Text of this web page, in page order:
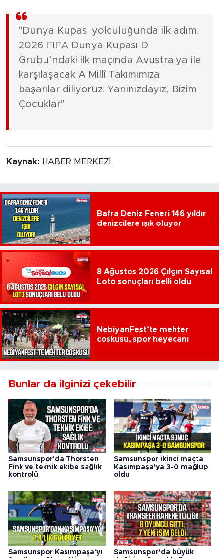
"Dünya Kupası yolculuğunda ilk adım.
2026 FIFA Dünya Kupası D
Grubu’ndaki ilk maçında Avustralya ile
karşılaşacak A Millî Takımımıza
başarılar diliyoruz. Yanınızdayız, Bizim
Çocuklar"
Kaynak: HABER MERKEZİ
Bafra Deniz Feneri 146 yıldır
denizcilere ışık oluyor
8 Ağustos 2026 Çılgın Sayısal
Loto sonuçları belli oldu
NebiyanFest’te mehter
coşkusu, spor heyecanı
Bunlar da ilginizi çekebilir
Samsunspor'da Thorsten
Fink ve teknik ekibe sağlık
kontrolü
Samsunspor ikinci maçta
Kasımpaşa’ya 3-0 mağlup
oldu
Samsunspor Kasımpaşa'yı
Samsunspor’da büyük